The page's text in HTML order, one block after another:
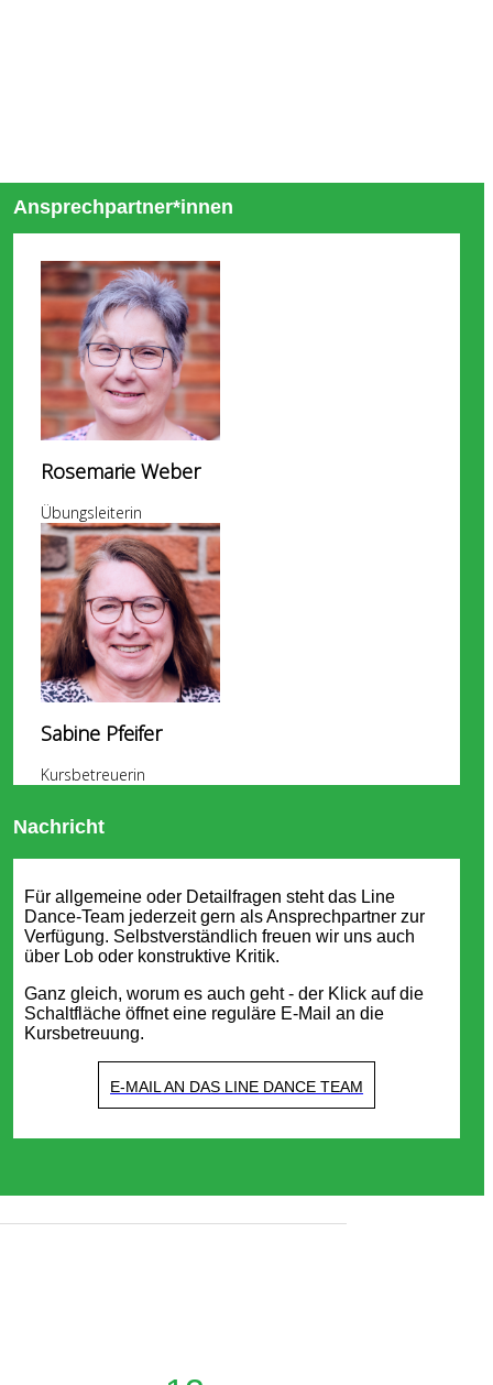
Ansprechpartner*innen
Rosemarie Weber
Übungsleiterin
Sabine Pfeifer
Kursbetreuerin
Nachricht
Für allgemeine oder Detailfragen steht das Line
Dance-Team jederzeit gern als Ansprechpartner zur
Verfügung. Selbstverständlich freuen wir uns auch
über Lob oder konstruktive Kritik.
Ganz gleich, worum es auch geht - der Klick auf die
Schaltfläche öffnet eine reguläre E-Mail an die
Kursbetreuung.
E-MAIL AN DAS LINE DANCE TEAM